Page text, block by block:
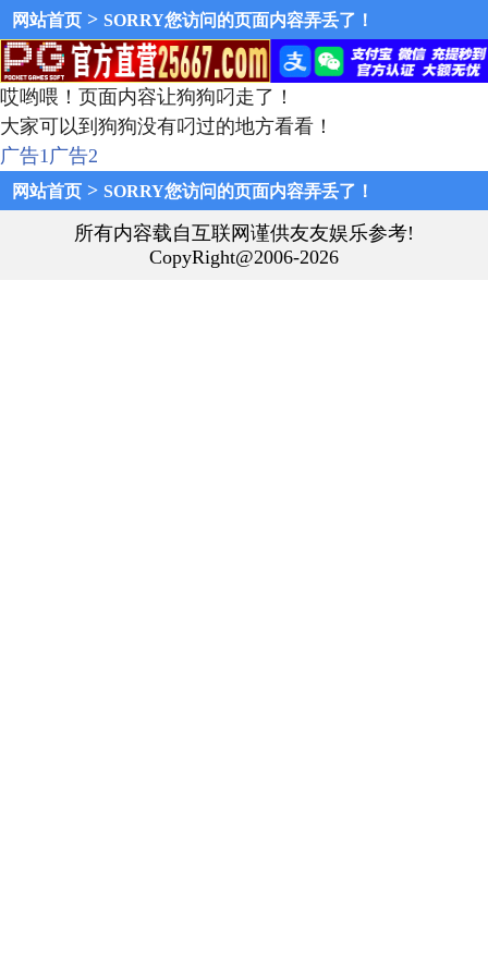
网站首页 > SORRY您访问的页面内容弄丢了！
哎哟喂！页面内容让狗狗叼走了！
大家可以到狗狗没有叼过的地方看看！
广告1广告2
网站首页 > SORRY您访问的页面内容弄丢了！
所有内容载自互联网谨供友友娱乐参考!
CopyRight@2006-2026